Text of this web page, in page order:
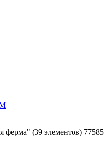
ферма" (39 элементов) 77585